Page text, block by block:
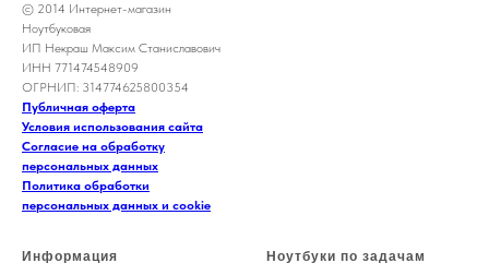
© 2014 Интернет-магазин
Ноутбуковая
ИП Некраш Максим Станиславович
ИНН 771474548909
ОГРНИП: 314774625800354
Публичная оферта
Условия использования сайта
Согласие на обработку
персональных данных
Политика обработки
персональных данных и cookie
Информация Ноутбуки по задачам